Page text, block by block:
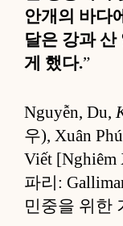
안개의 바다
달은 강과 산
게 했다.”
Nguyễn, Du,
우), Xuân
Viết [Nghiêm
파리:
민중을 위한